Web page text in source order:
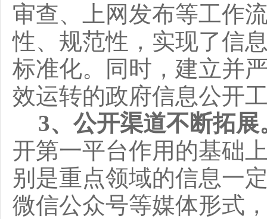
审查、上网发布等工作
性、规范性，实现了信
标准化。同时，建立并
效运转的政府信息公开
3、公开渠道不断拓展
开第一平台作用的基础
别是重点领域的信息一
微信公众号等媒体形式